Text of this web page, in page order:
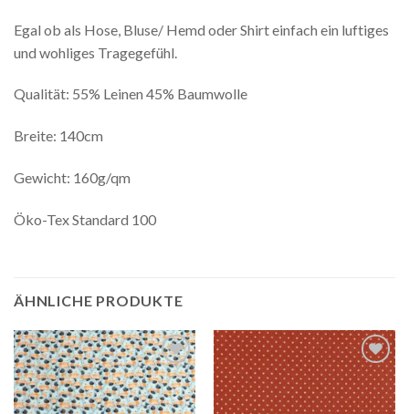
Egal ob als Hose, Bluse/ Hemd oder Shirt einfach ein luftiges
und wohliges Tragegefühl.
Qualität: 55% Leinen 45% Baumwolle
Breite: 140cm
Gewicht: 160g/qm
Öko-Tex Standard 100
ÄHNLICHE PRODUKTE
Auf die
Wunschliste
Auf die
Wunschliste